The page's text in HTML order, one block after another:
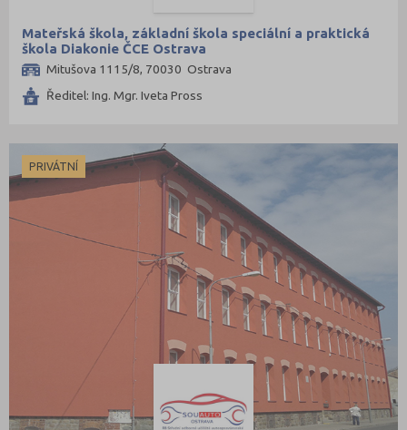
Praha hlavní město (66)
Praha-východ (5)
Praha-západ (2)
Prostějov (7)
Přerov (13)
Rakovník (5)
Rychnov nad Kněžnou (4)
Mateřská škola, základní škola speciální a praktická
škola Diakonie ČCE Ostrava
Mitušova 1115/8, 70030 Ostrava
Ředitel: Ing. Mgr. Iveta Pross
PRIVÁTNÍ